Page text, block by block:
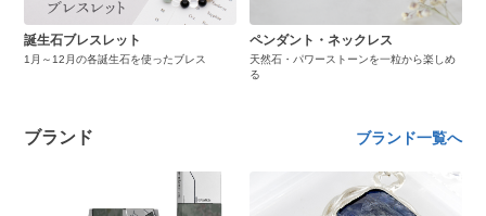
誕生石ブレスレット
1月～12月の各誕生石を使ったブレス
ペンダント・ネックレス
天然石・パワーストーンを一粒から楽しめ
る
ブランド ブランド一覧へ